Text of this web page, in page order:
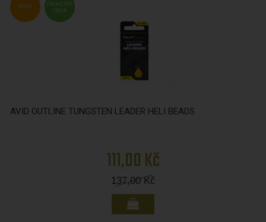
FMASTER
CENA
NOVÉ
AVID OUTLINE TUNGSTEN LEADER HELI BEADS
111,00 Kč
137,00Kč